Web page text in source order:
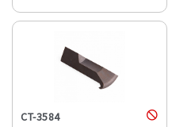
CT-3584